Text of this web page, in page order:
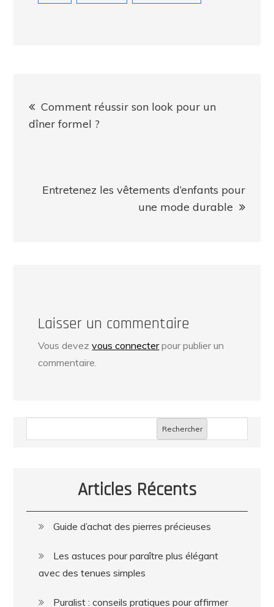
deComment réussir son look pour un
dîner formel ?
Entretenez les vêtements d’enfants pour
une mode durable
Laisser un commentaire
Vous devezvous connecterpour publier un
commentaire.
Rechercher
Articles Récents
Guide d’achat des pierres précieuses
Les astuces pour paraître plus élégant
avec des tenues simples
Puralist : conseils pratiques pour affirmer